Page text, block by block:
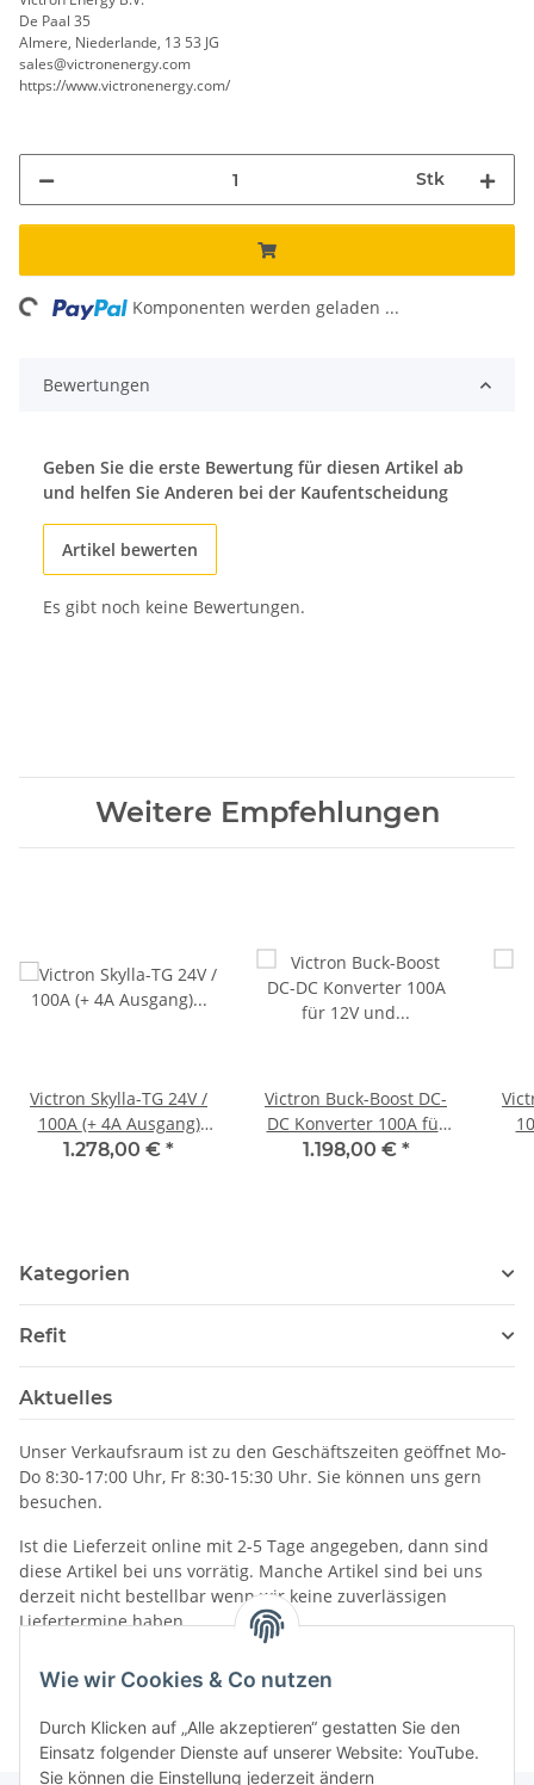
Wie wir Cookies & Co nutzen
Durch Klicken auf „Alle akzeptieren“ gestatten Sie den
Einsatz folgender Dienste auf unserer Website: YouTube.
Sie können die Einstellung jederzeit ändern
De Paal 35
Almere, Niederlande, 13 53 JG
sales@victronenergy.com
https://www.victronenergy.com/
Stk
Komponenten werden geladen ...
Bewertungen
Geben Sie die erste Bewertung für diesen Artikel ab
und helfen Sie Anderen bei der Kaufentscheidung
Artikel bewerten
Es gibt noch keine Bewertungen.
Weitere Empfehlungen
Victron Skylla-TG 24V /
100A (+ 4A Ausgang)
Ladegerät 230V
1.278,00 € *
Victron Buck-Boost DC-
DC Konverter 100A für
12V und 24V Systeme
1.198,00 € *
Kategorien
Refit
Aktuelles
Unser Verkaufsraum ist zu den Geschäftszeiten geöffnet Mo-
Do 8:30-17:00 Uhr, Fr 8:30-15:30 Uhr. Sie können uns gern
besuchen.
Ist die Lieferzeit online mit 2-5 Tage angegeben, dann sind
diese Artikel bei uns vorrätig. Manche Artikel sind bei uns
derzeit nicht bestellbar wenn wir keine zuverlässigen
Liefertermine haben.